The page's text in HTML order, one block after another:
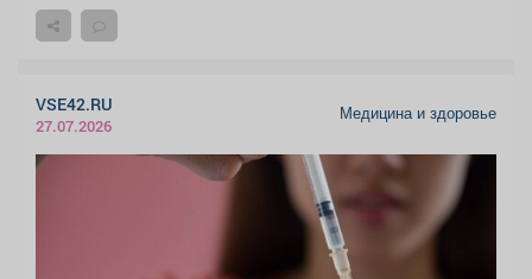
VSE42.RU
27.07.2026
Медицина и здоровье